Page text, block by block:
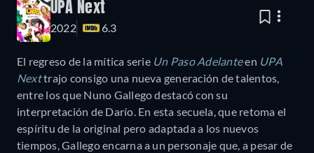
UPA Next
2022 6.3
El regreso de la mítica serie Un Paso Adelanteen UPA
Nexttrajo consigo una nueva generación de talentos,
entre los que Nuno Gallego destacó con su
interpretación de Darío. En esta secuela, que retoma el
espíritu de la original pero adaptada a los nuevos
tiempos, Gallego encarna a un personaje que, a pesar de